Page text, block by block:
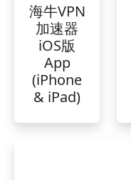
海牛VPN
加速器
iOS版
App
(iPhone
& iPad)